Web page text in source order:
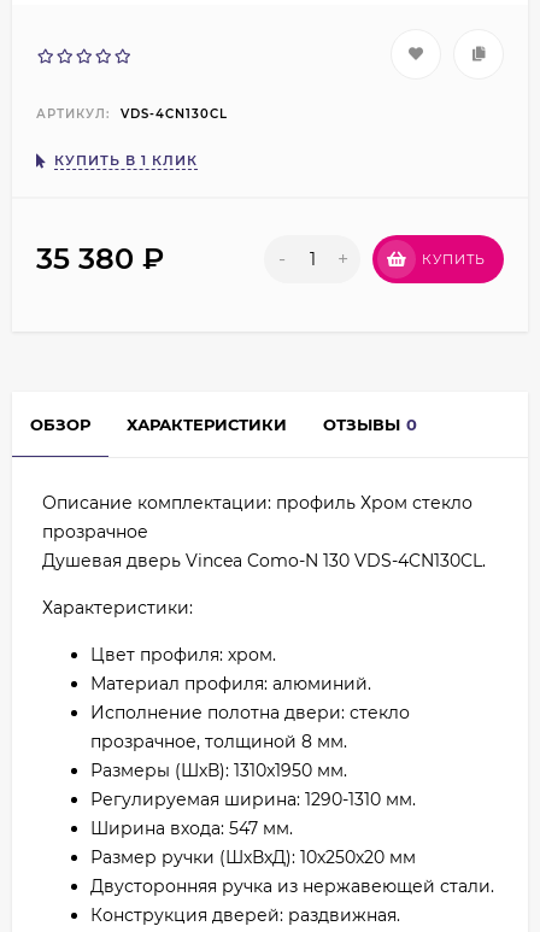
АРТИКУЛ: VDS-4CN130CL
КУПИТЬ В 1 КЛИК
35 380 ₽ - + КУПИТЬ
ОБЗОР ХАРАКТЕРИСТИКИ ОТЗЫВЫ 0
Описание комплектации: профиль Хром стекло
прозрачное
Душевая дверь Vincea Como-N 130 VDS-4CN130CL.
Характеристики:
Цвет профиля: хром.
Материал профиля: алюминий.
Исполнение полотна двери: стекло
прозрачное, толщиной 8 мм.
Размеры (ШхВ): 1310x1950 мм.
Регулируемая ширина: 1290-1310 мм.
Ширина входа: 547 мм.
Размер ручки (ШхВхД): 10х250х20 мм
Двусторонняя ручка из нержавеющей стали.
Конструкция дверей: раздвижная.